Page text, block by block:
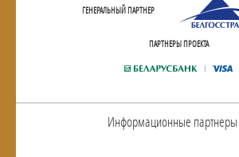
ГЕНЕРАЛЬНЫЙ ПАРТНЕР
ПАРТНЕРЫ ПРОЕКТА
Информационные партнеры